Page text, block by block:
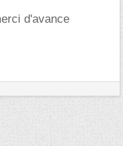
d'avance